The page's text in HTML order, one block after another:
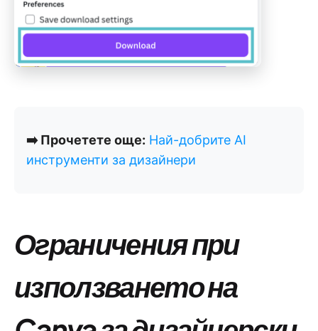
➡️ Прочетете още: Най-добрите AI
инструменти за дизайнери
Ограничения при
използването на